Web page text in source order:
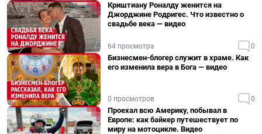
Криштиану Роналду женится на
Джорджине Родригес. Что известно о
свадьбе века — видео
64 просмотра 0
Бизнесмен-блогер служит в храме. Как
его изменила вера в Бога — видео
0 просмотров 0
Проехал всю Америку, побывал в
Европе: как байкер путешествует по
миру на мотоцикле. Видео